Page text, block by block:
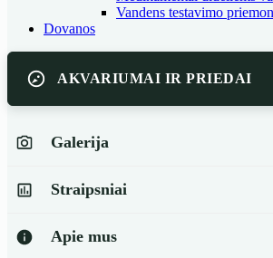
Vandens testavimo
Dovanos
AKVARIUMAI IR PRIEDAI
Galerija
Straipsniai
Apie mus